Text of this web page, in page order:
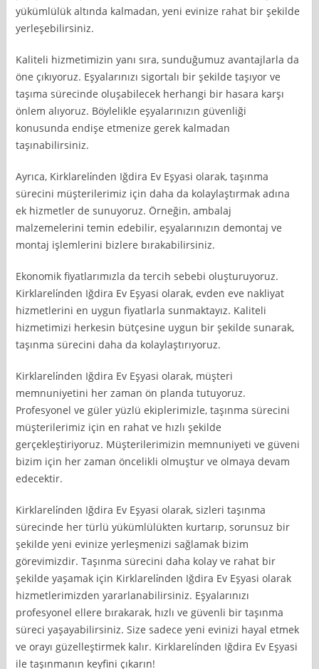
yükümlülük altında kalmadan, yeni evinize rahat bir şekilde
yerleşebilirsiniz.
Kaliteli hizmetimizin yanı sıra, sunduğumuz avantajlarla da
öne çıkıyoruz. Eşyalarınızı sigortalı bir şekilde taşıyor ve
taşıma sürecinde oluşabilecek herhangi bir hasara karşı
önlem alıyoruz. Böylelikle eşyalarınızın güvenliği
konusunda endişe etmenize gerek kalmadan
taşınabilirsiniz.
Ayrıca, Kirklareli̇nden Iğdira Ev Eşyasi olarak, taşınma
sürecini müşterilerimiz için daha da kolaylaştırmak adına
ek hizmetler de sunuyoruz. Örneğin, ambalaj
malzemelerini temin edebilir, eşyalarınızın demontaj ve
montaj işlemlerini bizlere bırakabilirsiniz.
Ekonomik fiyatlarımızla da tercih sebebi oluşturuyoruz.
Kirklareli̇nden Iğdira Ev Eşyasi olarak, evden eve nakliyat
hizmetlerini en uygun fiyatlarla sunmaktayız. Kaliteli
hizmetimizi herkesin bütçesine uygun bir şekilde sunarak,
taşınma sürecini daha da kolaylaştırıyoruz.
Kirklareli̇nden Iğdira Ev Eşyasi olarak, müşteri
memnuniyetini her zaman ön planda tutuyoruz.
Profesyonel ve güler yüzlü ekiplerimizle, taşınma sürecini
müşterilerimiz için en rahat ve hızlı şekilde
gerçekleştiriyoruz. Müşterilerimizin memnuniyeti ve güveni
bizim için her zaman öncelikli olmuştur ve olmaya devam
edecektir.
Kirklareli̇nden Iğdira Ev Eşyasi olarak, sizleri taşınma
sürecinde her türlü yükümlülükten kurtarıp, sorunsuz bir
şekilde yeni evinize yerleşmenizi sağlamak bizim
görevimizdir. Taşınma sürecini daha kolay ve rahat bir
şekilde yaşamak için Kirklareli̇nden Iğdira Ev Eşyasi olarak
hizmetlerimizden yararlanabilirsiniz. Eşyalarınızı
profesyonel ellere bırakarak, hızlı ve güvenli bir taşınma
süreci yaşayabilirsiniz. Size sadece yeni evinizi hayal etmek
ve orayı güzelleştirmek kalır. Kirklareli̇nden Iğdira Ev Eşyasi
ile taşınmanın keyfini çıkarın!